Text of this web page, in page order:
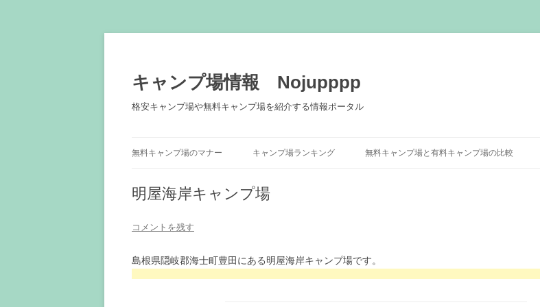
キャンプ場情報 Nojupppp
格安キャンプ場や無料キャンプ場を紹介する情報ポータル
ン
無料キャンプ場のマナー キャンプ場ランキング 無料キャンプ場と有料キャンプ場の比較
明屋海岸キャンプ場
コメントを残す
島根県隠岐郡海士町豊田にある明屋海岸キャンプ場です。